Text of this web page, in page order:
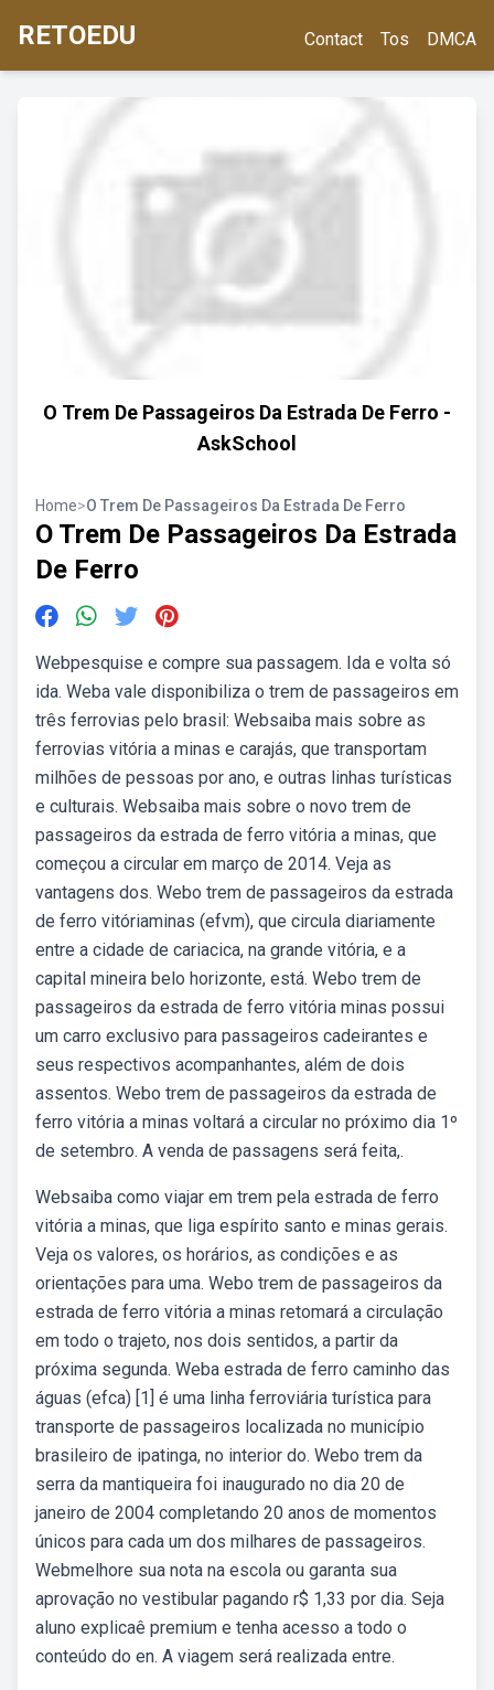
RETOEDU Contact Tos DMCA
O Trem De Passageiros Da Estrada De Ferro -
AskSchool
Home>O Trem De Passageiros Da Estrada De Ferro
O Trem De Passageiros Da Estrada
De Ferro
Webpesquise e compre sua passagem. Ida e volta só
ida. Weba vale disponibiliza o trem de passageiros em
três ferrovias pelo brasil: Websaiba mais sobre as
ferrovias vitória a minas e carajás, que transportam
milhões de pessoas por ano, e outras linhas turísticas
e culturais. Websaiba mais sobre o novo trem de
passageiros da estrada de ferro vitória a minas, que
começou a circular em março de 2014. Veja as
vantagens dos. Webo trem de passageiros da estrada
de ferro vitóriaminas (efvm), que circula diariamente
entre a cidade de cariacica, na grande vitória, e a
capital mineira belo horizonte, está. Webo trem de
passageiros da estrada de ferro vitória minas possui
um carro exclusivo para passageiros cadeirantes e
seus respectivos acompanhantes, além de dois
assentos. Webo trem de passageiros da estrada de
ferro vitória a minas voltará a circular no próximo dia 1º
de setembro. A venda de passagens será feita,.
Websaiba como viajar em trem pela estrada de ferro
vitória a minas, que liga espírito santo e minas gerais.
Veja os valores, os horários, as condições e as
orientações para uma. Webo trem de passageiros da
estrada de ferro vitória a minas retomará a circulação
em todo o trajeto, nos dois sentidos, a partir da
próxima segunda. Weba estrada de ferro caminho das
águas (efca) [1] é uma linha ferroviária turística para
transporte de passageiros localizada no município
brasileiro de ipatinga, no interior do. Webo trem da
serra da mantiqueira foi inaugurado no dia 20 de
janeiro de 2004 completando 20 anos de momentos
únicos para cada um dos milhares de passageiros.
Webmelhore sua nota na escola ou garanta sua
aprovação no vestibular pagando r$ 1,33 por dia. Seja
aluno explicaê premium e tenha acesso a todo o
conteúdo do en. A viagem será realizada entre.